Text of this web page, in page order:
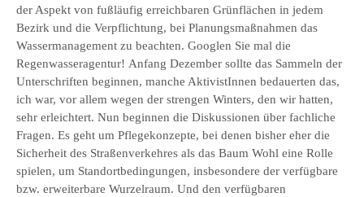
der Aspekt von fußläufig erreichbaren Grünflächen in jedem
Bezirk und die Verpflichtung, bei Planungsmaßnahmen das
Wassermanagement zu beachten. Googlen Sie mal die
Regenwasseragentur! Anfang Dezember sollte das Sammeln der
Unterschriften beginnen, manche AktivistInnen bedauerten das,
ich war, vor allem wegen der strengen Winters, den wir hatten,
sehr erleichtert. Nun beginnen die Diskussionen über fachliche
Fragen. Es geht um Pflegekonzepte, bei denen bisher eher die
Sicherheit des Straßenverkehres als das Baum Wohl eine Rolle
spielen, um Standortbedingungen, insbesondere der verfügbare
bzw. erweiterbare Wurzelraum. Und den verfügbaren